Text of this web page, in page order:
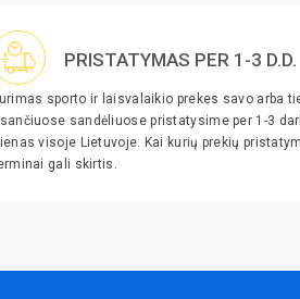
PRISTATYMAS PER 1-3 D.D.
sporto ir laisvalaikio prekes savo arba
sandėliuose pristatysime per 1-3
visoje Lietuvoje. Kai kurių prekių
gali skirtis.